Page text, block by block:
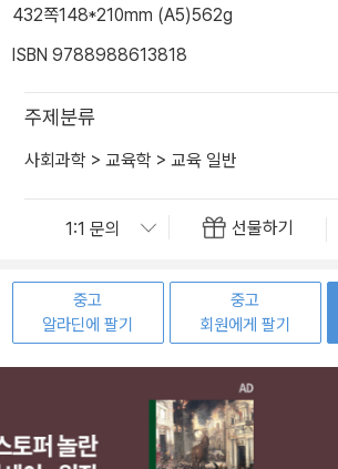
432쪽148*210mm (A5)562g
ISBN 9788988613818
주제분류
사회과학 > 교육학 > 교육 일반
선물하기
중고
알라딘에 팔기
중고
회원에게 팔기